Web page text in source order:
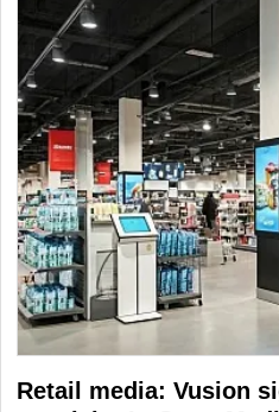
Retail media: Vusion